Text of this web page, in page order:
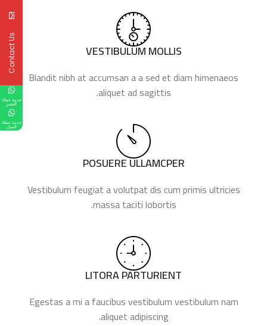
VESTIBULUM MOLLIS
Blandit nibh at accumsan a a sed et diam himenaeos
aliquet ad sagittis.
POSUERE ULLAMCPER
Vestibulum feugiat a volutpat dis cum primis ultricies
massa taciti lobortis.
LITORA PARTURIENT
Egestas a mi a faucibus vestibulum vestibulum nam
aliquet adipiscing.
Contact Us
خدمة عملاء
القصر
خدمة عملاء
المول